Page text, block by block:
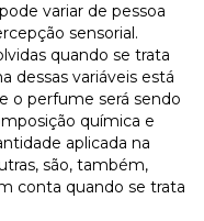
variar de pessoa
sensorial.
quando se trata
dessas variáveis está
o perfume será sendo
química e
aplicada na
são, também,
conta quando se trata